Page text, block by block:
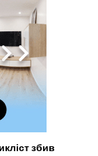
збив